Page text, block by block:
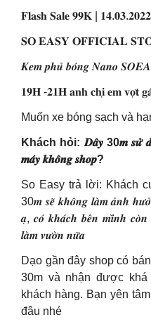
𝐅𝐥𝐚𝐬𝐡 𝐒𝐚𝐥𝐞 𝟗𝟗𝐊 | 𝟏𝟒.𝟎𝟑.𝟐𝟎𝟐𝟐
𝐒𝐎 𝐄𝐀𝐒𝐘 𝐎𝐅𝐅𝐈𝐂𝐈𝐀𝐋
𝑲𝒆𝒎 𝒑𝒉𝒖̉ 𝒃𝒐́𝒏𝒈 𝑵𝒂𝒏𝒐
𝟏𝟗𝐇 -𝟐𝟏𝐇 𝐚𝐧𝐡 𝐜𝐡𝐢̣ 𝐞𝐦 𝐯𝐨̛̣𝐭
Muốn xe bóng sạch và
Khách hỏi: 𝑫𝒂̂𝒚 30𝒎 𝒔𝒖̛̉
𝒎𝒂́𝒚 𝒌𝒉𝒐̂𝒏𝒈 𝒔𝒉𝒐𝒑?
So Easy trả lời: Khách
30𝒎 𝒔𝒆̃ 𝒌𝒉𝒐̂𝒏𝒈 𝒍𝒂̀𝒎 𝒂̉𝒏𝒉
𝒂̣, 𝒄𝒐́ 𝒌𝒉𝒂́𝒄𝒉 𝒃𝒆̂𝒏 𝒎𝒊̀𝒏𝒉
𝒍𝒂̀𝒎 𝒗𝒖̛𝒐̛̀𝒏 𝒏𝒖̛̃𝒂
Dạo gần đây shop có
30m và nhận được
khách hàng. Bạn yên
đâu nhé